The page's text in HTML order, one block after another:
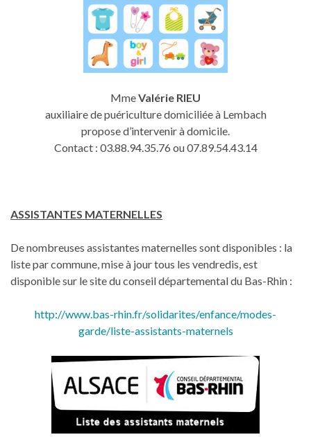
MmeValérie RIEU
auxiliaire de puériculture domiciliée à Lembach
propose d’intervenir à domicile.
Contact : 03.88.94.35.76 ou 07.89.54.43.14
ASSISTANTES MATERNELLES
De nombreuses assistantes maternelles sont disponibles : la
liste par commune, mise à jour tous les vendredis, est
disponible sur le site du conseil départemental du Bas-Rhin :
http://www.bas-rhin.fr/solidarites/enfance/modes-
garde/liste-assistants-maternels